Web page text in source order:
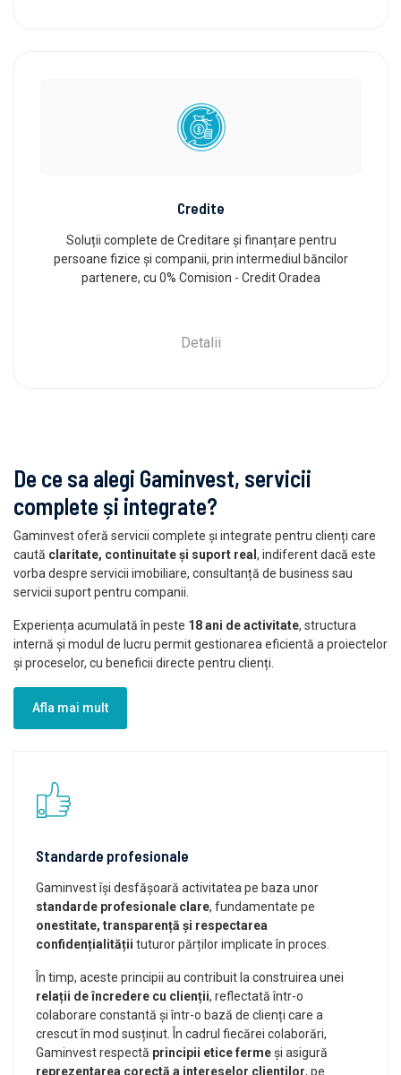
Credite
Soluții complete de Creditare și finanțare pentru
persoane fizice și companii, prin intermediul băncilor
partenere, cu 0% Comision - Credit Oradea
Detalii
De ce sa alegi Gaminvest, servicii
complete și integrate?
Gaminvest oferă servicii complete și integrate pentru clienți care
caută claritate, continuitate și suport real , indiferent dacă este
vorba despre servicii imobiliare, consultanță de business sau
servicii suport pentru companii.
Experiența acumulată în peste 18 ani de activitate, structura
internă și modul de lucru permit gestionarea eficientă a proiectelor
și proceselor, cu beneficii directe pentru clienți.
Afla mai mult
Standarde profesionale
Gaminvest își desfășoară activitatea pe baza unor
standarde profesionale clare, fundamentate pe
onestitate, transparență și respectarea
confidențialității tuturor părților implicate în proces.
În timp, aceste principii au contribuit la construirea unei
relații de încredere cu clienții, reflectată într-o
colaborare constantă și într-o bază de clienți care a
crescut în mod susținut. În cadrul fiecărei colaborări,
Gaminvest respectă principii etice fermeși asigură
reprezentarea corectă a intereselor clienților, pe